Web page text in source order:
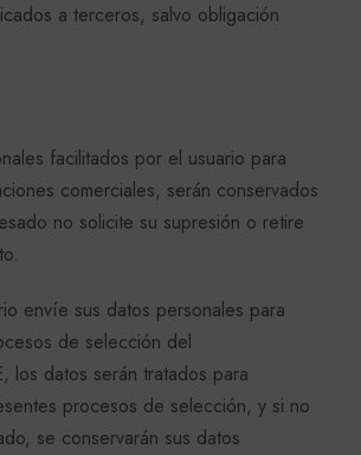
a terceros, salvo obligación
facilitados por el usuario para
comerciales, serán conservados
no solicite su supresión o retire
envíe sus datos personales para
de selección del
los datos serán tratados para
procesos de selección, y si no
se conservarán sus datos